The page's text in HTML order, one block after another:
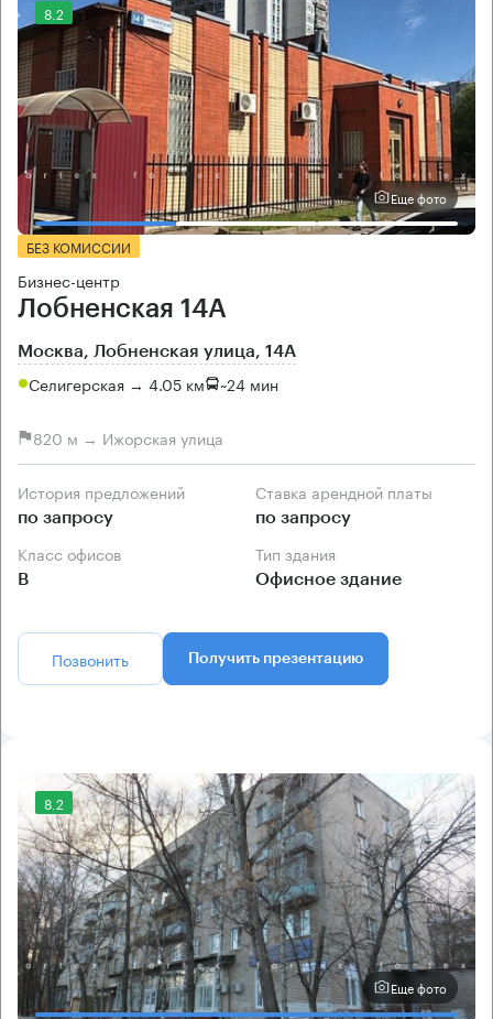
8.2
Еще фото
БЕЗ КОМИССИИ
Бизнес-центр
Лобненская 14А
Москва, Лобненская улица, 14А
Селигерская → 4.05 км ~24 мин
820 м → Ижорская улица
История предложений
по запросу
Ставка арендной платы
по запросу
Класс офисов
B
Тип здания
Офисное здание
Позвонить Получить презентацию
8.2
Еще фото